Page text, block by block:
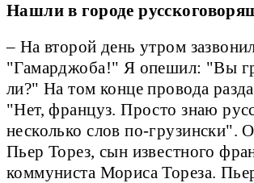
Нашли в городе
– На второй день утром
"Гамарджоба!" Я опешил: "Вы
ли?" На том конце провода
"Нет, француз. Просто знаю
несколько слов по-грузински".
Пьер Торез, сын известного
коммуниста Мориса Тореза.